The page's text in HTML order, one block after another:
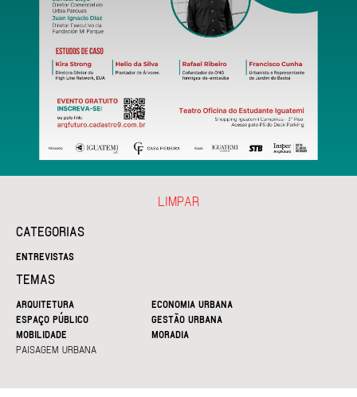
CATEGORIAS
ENTREVISTAS
TEMAS
ARQUITETURA
ECONOMIA URBANA
ESPAÇO PÚBLICO
GESTÃO URBANA
MOBILIDADE
MORADIA
PAISAGEM URBANA
LIMPAR